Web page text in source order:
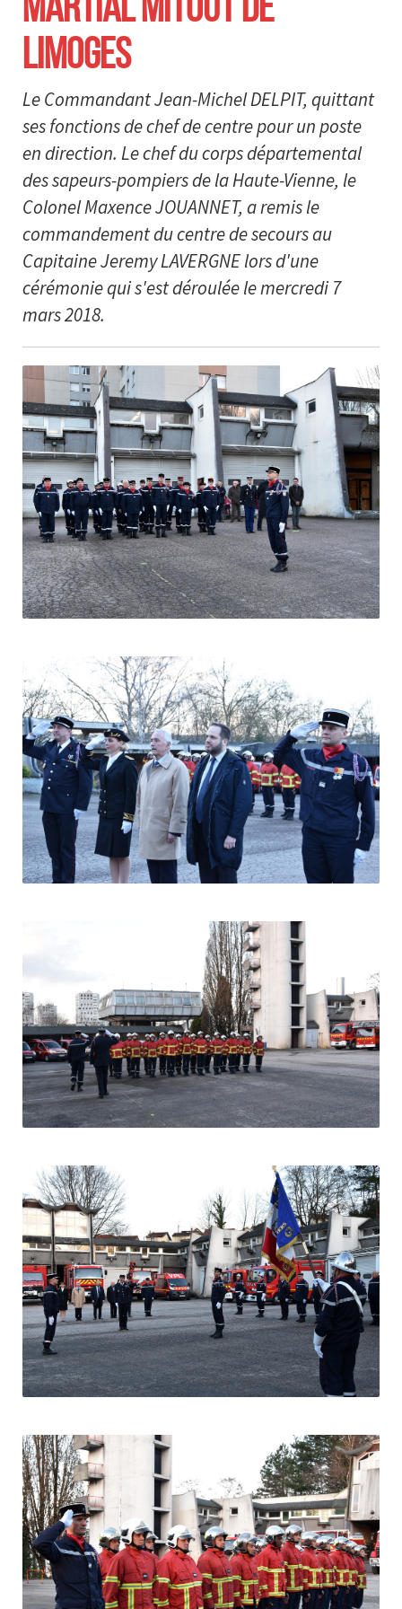
LIMOGES
Le Commandant Jean-Michel DELPIT, quittant
ses fonctions de chef de centre pour un poste
en direction. Le chef du corps départemental
des sapeurs-pompiers de la Haute-Vienne, le
Colonel Maxence JOUANNET, a remis le
commandement du centre de secours au
Capitaine Jeremy LAVERGNE lors d'une
cérémonie qui s'est déroulée le mercredi 7
mars 2018.